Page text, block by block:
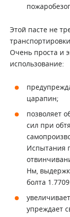
Этой пасте не
Очень проста и
использование:
царапин;
позволяет
сил при
Испытания
Нм,
болта
упреждает